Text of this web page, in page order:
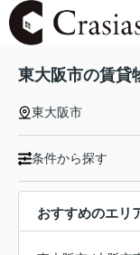
東大阪市の賃貸
東大阪市
条件から探す
おすすめのエリ